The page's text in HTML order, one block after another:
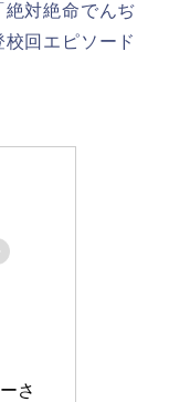
対絶命でんぢ
回エピソード
さ